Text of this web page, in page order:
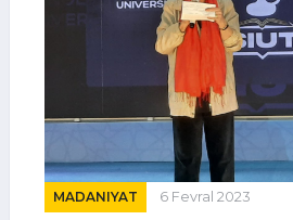
MADANIYAT 6 Fevral 2023